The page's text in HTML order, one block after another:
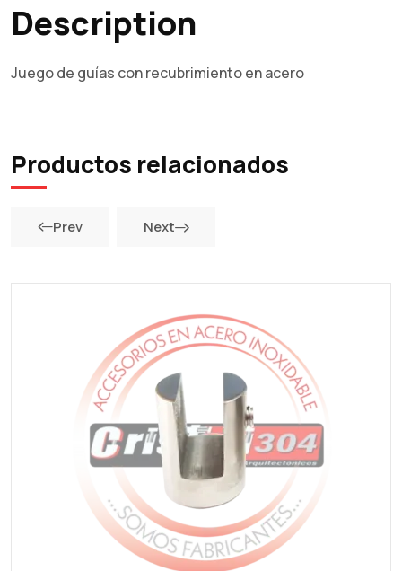
Description
Juego de guías con recubrimiento en acero
Productos relacionados
Prev Next